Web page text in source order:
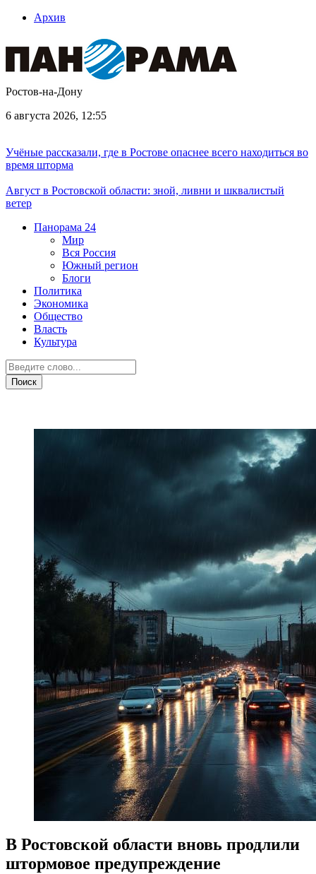
Архив
Ростов-на-Дону
6 августа 2026, 12:55
Учёные рассказали, где в Ростове опаснее всего находиться во
время шторма
Август в Ростовской области: зной, ливни и шквалистый
ветер
Панорама 24
Мир
Вся Россия
Южный регион
Блоги
Политика
Экономика
Общество
Власть
Культура
В Ростовской области вновь продлили
штормовое предупреждение